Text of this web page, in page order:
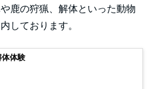
鹿の狩猟、解体といった動物
しております。
体体験